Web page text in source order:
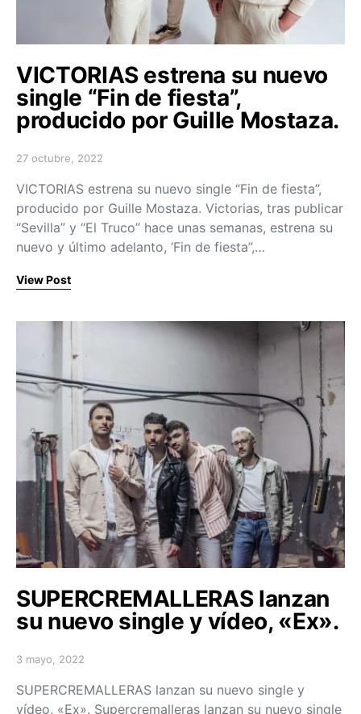
VICTORIAS estrena su nuevo
single “Fin de fiesta”,
producido por Guille Mostaza.
Posted on
27 octubre, 2022
VICTORIAS estrena su nuevo single “Fin de fiesta”,
producido por Guille Mostaza. Victorias, tras publicar
“Sevilla” y “El Truco” hace unas semanas, estrena su
nuevo y último adelanto, ‘Fin de fiesta”,…
View Post
SUPERCREMALLERAS lanzan
su nuevo single y vídeo, «Ex».
Posted on
3 mayo, 2022
SUPERCREMALLERAS lanzan su nuevo single y
vídeo, «Ex». Supercremalleras lanzan su nuevo single